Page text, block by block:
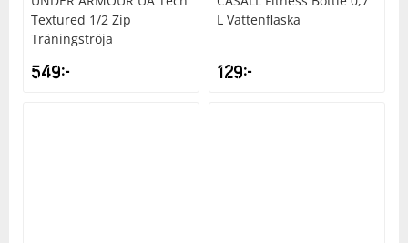
Textured 1/2 Zip
Träningströja
549kr
L Vattenflaska
129kr